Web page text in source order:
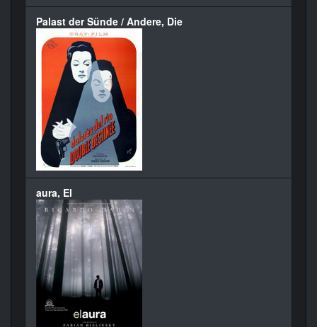
Palast der Sünde / Andere, Die
aura, El